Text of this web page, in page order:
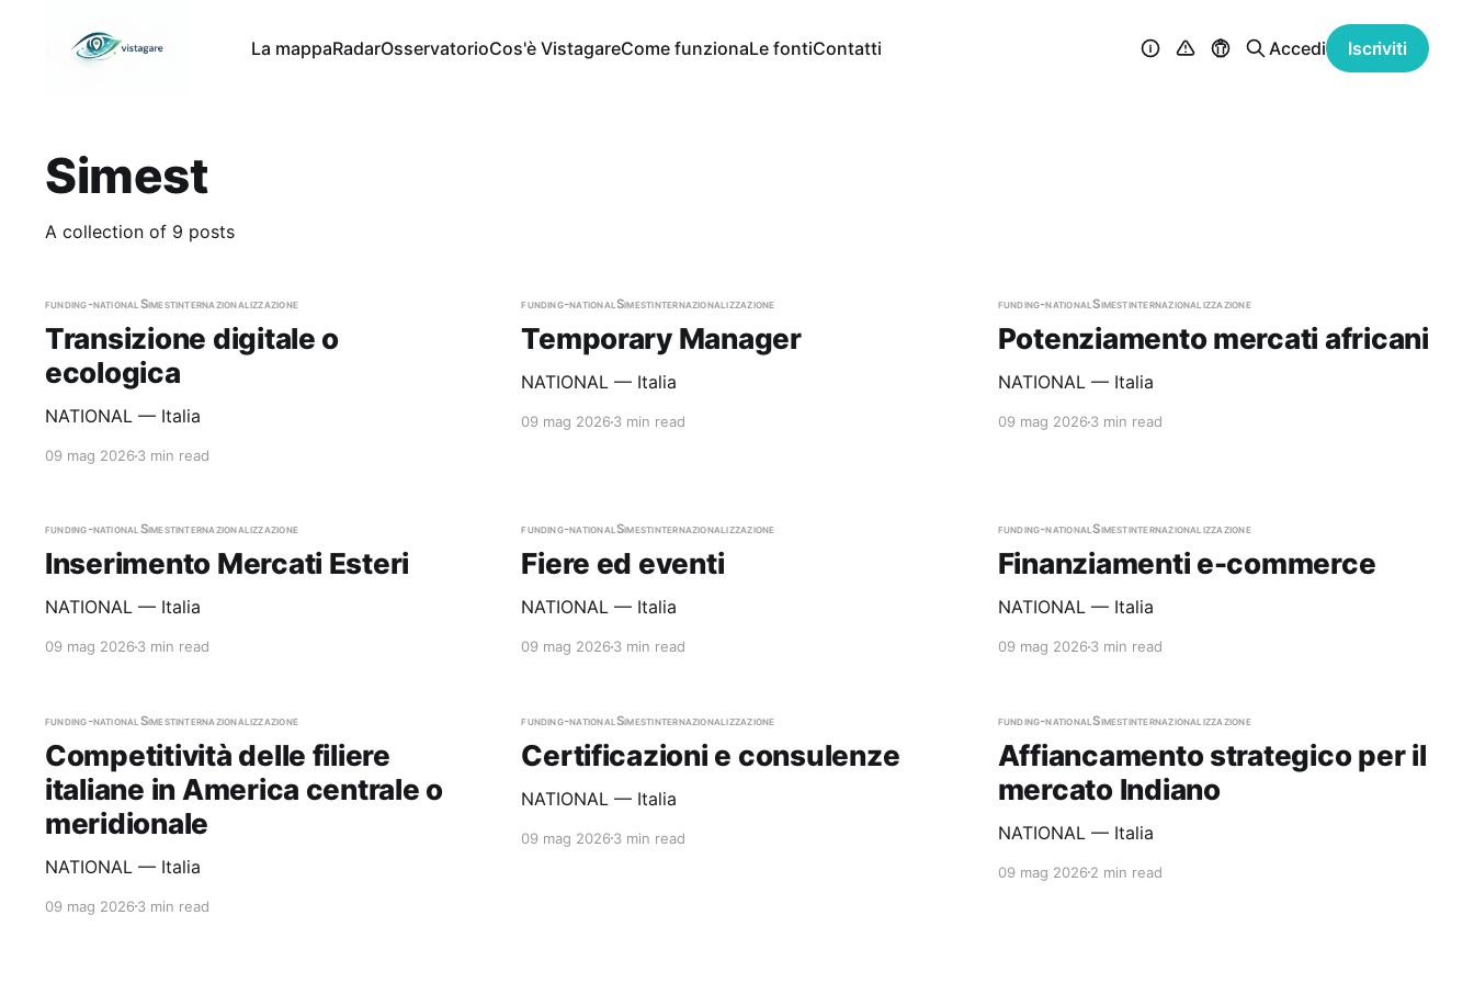
La mappaRadarOsservatorioCos'è VistagareCome funzionaLe fontiContatti Accedi Iscriviti
Simest
A collection of 9 posts
funding-nationalSimestinternazionalizzazione
Transizione digitale o
ecologica
NATIONAL — Italia
09 mag 20263 min read
funding-nationalSimestinternazionalizzazione
Temporary Manager
NATIONAL — Italia
09 mag 20263 min read
funding-nationalSimestinternazionalizzazione
Potenziamento mercati africani
NATIONAL — Italia
09 mag 20263 min read
funding-nationalSimestinternazionalizzazione
Inserimento Mercati Esteri
NATIONAL — Italia
09 mag 20263 min read
funding-nationalSimestinternazionalizzazione
Fiere ed eventi
NATIONAL — Italia
09 mag 20263 min read
funding-nationalSimestinternazionalizzazione
Finanziamenti e-commerce
NATIONAL — Italia
09 mag 20263 min read
funding-national Simestinternazionalizzazione
Competitività delle filiere
italiane in America centrale o
meridionale
NATIONAL — Italia
09 mag 20263 min read
funding-national Simestinternazionalizzazione
Certificazioni e consulenze
NATIONAL — Italia
09 mag 20263 min read
funding-nationalSimestinternazionalizzazione
Affiancamento strategico per il
mercato Indiano
NATIONAL — Italia
09 mag 20262 min read